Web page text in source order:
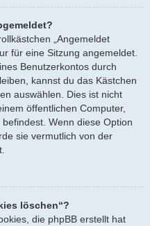
„Angemeldet
für eine Sitzung angemeldet.
Benutzerkontos durch
kannst du das Kästchen
auswählen. Dies ist nicht
öffentlichen Computer,
Wenn diese Option
sie vermutlich von der
löschen“?
die phpBB erstellt hat